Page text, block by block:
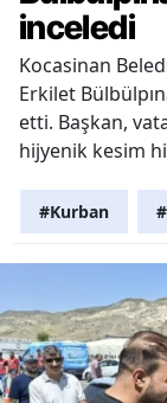
inceledi
Kocasinan
Erkilet
etti. Başkan,
hijyenik kesim
#Kurban